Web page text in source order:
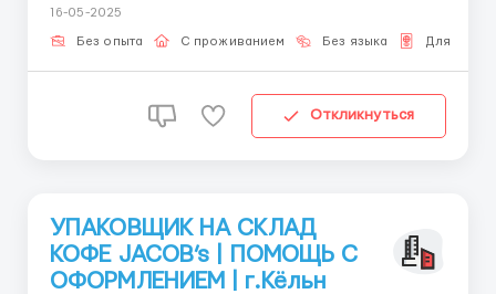
месте. Контакт: Сергей WhatsApp: +38 (068) 122 77
13 &nbs...
16-05-2025
Без опыта С проживанием Без языка Для
Откликнуться
УПАКОВЩИК НА СКЛАД
КОФЕ JACOB’s | ПОМОЩЬ С
ОФОРМЛЕНИЕМ | г.Кёльн